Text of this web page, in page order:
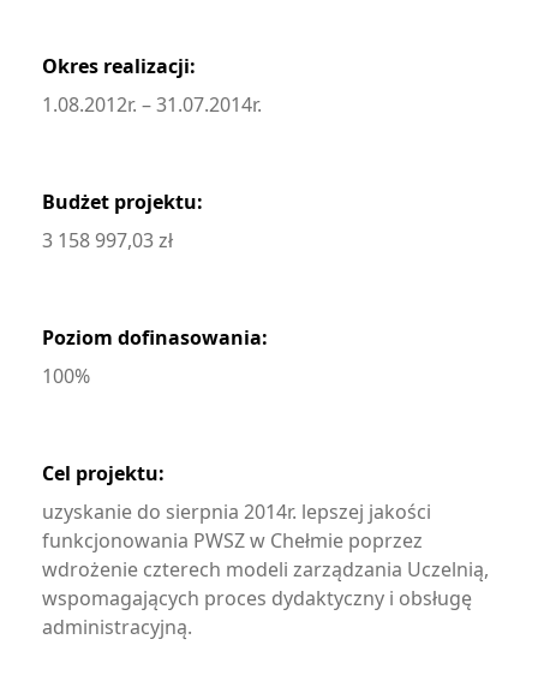
Okres realizacji:
1.08.2012r. – 31.07.2014r.
Budżet projektu:
3 158 997,03 zł
Poziom dofinasowania:
100%
Cel projektu:
uzyskanie do sierpnia 2014r. lepszej jakości
funkcjonowania PWSZ w Chełmie poprzez
wdrożenie czterech modeli zarządzania Uczelnią,
wspomagających proces dydaktyczny i obsługę
administracyjną.